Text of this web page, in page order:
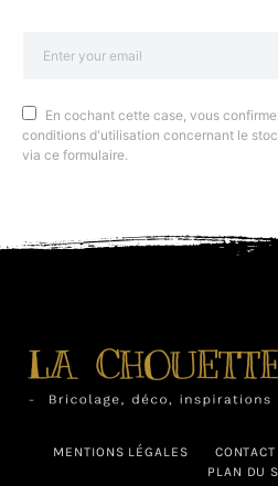
En cochant cette case, vous
conditions d'utilisation concernant le
via ce formulaire.
MENTIONS LÉGALES CONTACT
PLAN DU